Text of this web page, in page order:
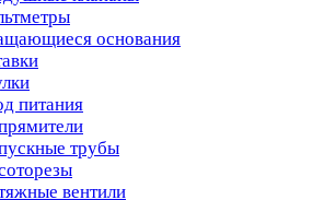
основания
питания
трубы
вентили